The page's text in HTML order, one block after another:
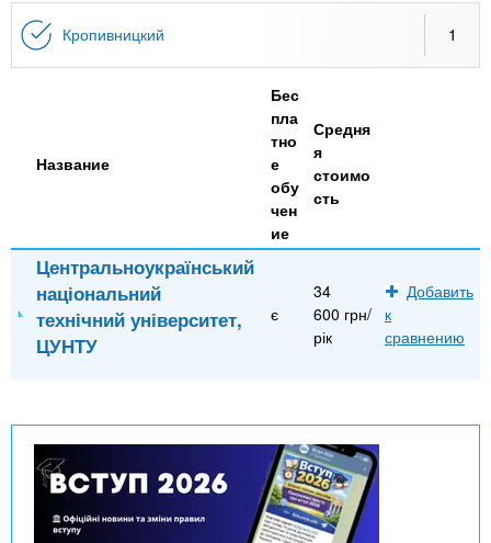
n
t
s
i
n
o
а
Онлайн курсы
За рубежом
Кропивницкий 1
Название
Бес
пла
тно
е
обу
чен
ие
Средня
я
стоимо
сть
Центральноукраїнський
національний
технічний університет,
ЦУНТУ
є
34
600 грн/
рік
Добавить
к
сравнению